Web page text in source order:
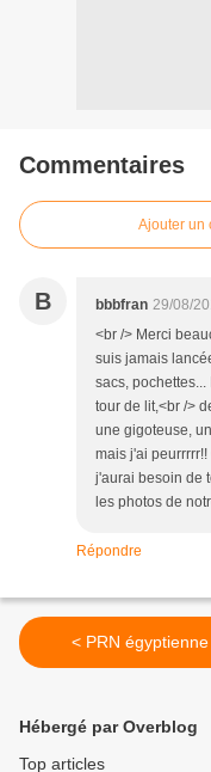
Commentaires
Ajouter un
B bbbfran 29/08/
<br /> Merci
suis jamais
sacs,
tour de lit,<br />
une gigoteuse,
mais j'ai
j'aurai besoin de
les photos de
Répondre
< PRN égyptienne
Hébergé par Overblog
Top articles